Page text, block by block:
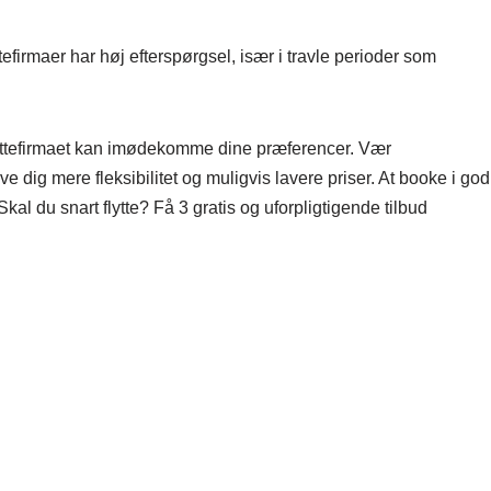
har høj efterspørgsel, især i travle perioder som
kan imødekomme dine præferencer. Vær
dig mere fleksibilitet og muligvis lavere priser. At booke i god
du snart flytte? Få 3 gratis og uforpligtigende tilbud